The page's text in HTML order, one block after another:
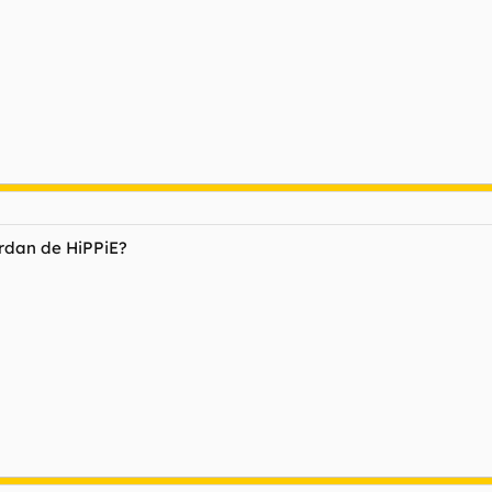
de HiPPiE?